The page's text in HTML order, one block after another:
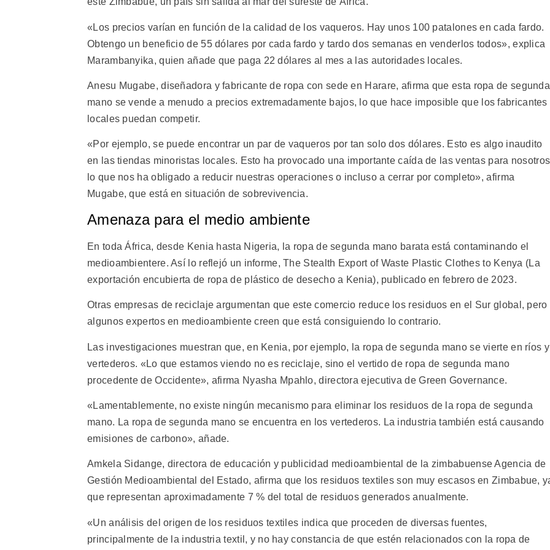
«Los precios varían en función de la calidad de los vaqueros. Hay unos 100 patalones en cada fardo.
Obtengo un beneficio de 55 dólares por cada fardo y tardo dos semanas en venderlos todos», explica
Marambanyika, quien añade que paga 22 dólares al mes a las autoridades locales.
Anesu Mugabe, diseñadora y fabricante de ropa con sede en Harare, afirma que esta ropa de segunda
mano se vende a menudo a precios extremadamente bajos, lo que hace imposible que los fabricantes
locales puedan competir.
«Por ejemplo, se puede encontrar un par de vaqueros por tan solo dos dólares. Esto es algo inaudito
en las tiendas minoristas locales. Esto ha provocado una importante caída de las ventas para
lo que nos ha obligado a reducir nuestras operaciones o incluso a cerrar por completo», afirma
Mugabe, que está en situación de sobrevivencia.
Amenaza para el medio ambiente
En toda África, desde Kenia hasta Nigeria, la ropa de segunda mano barata está contaminando el
medioambientere. Así lo reflejó un informe, The Stealth Export of Waste Plastic Clothes to Kenya (La
exportación encubierta de ropa de plástico de desecho a Kenia), publicado en febrero de 2023.
Otras empresas de reciclaje argumentan que este comercio reduce los residuos en el Sur global, pero
algunos expertos en medioambiente creen que está consiguiendo lo contrario.
Las investigaciones muestran que, en Kenia, por ejemplo, la ropa de segunda mano se vierte en ríos y
vertederos. «Lo que estamos viendo no es reciclaje, sino el vertido de ropa de segunda mano
procedente de Occidente», afirma Nyasha Mpahlo, directora ejecutiva de Green Governance.
«Lamentablemente, no existe ningún mecanismo para eliminar los residuos de la ropa de segunda
mano. La ropa de segunda mano se encuentra en los vertederos. La industria también está causando
emisiones de carbono», añade.
Amkela Sidange, directora de educación y publicidad medioambiental de la zimbabuense Agencia de
Gestión Medioambiental del Estado, afirma que los residuos textiles son muy escasos en Zimbabue,
que representan aproximadamente 7 % del total de residuos generados anualmente.
«Un análisis del origen de los residuos textiles indica que proceden de diversas fuentes,
principalmente de la industria textil, y no hay constancia de que estén relacionados con la ropa de